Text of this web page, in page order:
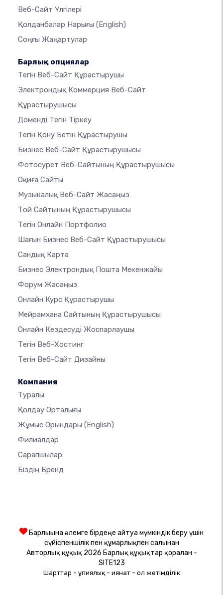
Веб-Сайт Үлгілері
Қолданбалар Нарығы (English)
Соңғы Жаңартулар
Барлық опциялар
Тегін Веб-Сайт Құрастырушы
Электрондық Коммерция Веб-Сайт
Құрастырушысы
Доменді Тегін Тіркеу
Тегін Қону Бетін Құрастырушы
Бизнес Веб-Сайт Құрастырушысы
Фотосурет Веб-Сайтының Құрастырушысы
Оқиға Сайты
Музыкалық Веб-Сайт Жасаңыз
Той Сайтының Құрастырушысы
Тегін Онлайн Портфолио
Шағын Бизнес Веб-Сайт Құрастырушысы
Сандық Карта
Бизнес Электрондық Пошта Мекенжайы
Форум Жасаңыз
Онлайн Курс Құрастырушы
Мейрамхана Сайтының Құрастырушысы
Онлайн Кездесуді Жоспарлаушы
Тегін Веб-Хостинг
Тегін Веб-Сайт Дизайны
Компания
Туралы
Қолдау Орталығы
Жұмыс Орындары (English)
Филиалдар
Сарапшылар
Біздің Бренд
Барлығына әлемге бірдеңе айтуға мүмкіндік беру үшін
сүйіспеншілік пен құмарлықпен салынған
Авторлық құқық 2026 Барлық құқықтар қорғалған -
SITE123
Шарттар - Құпиялық- Қиянат- Қол жетімділік